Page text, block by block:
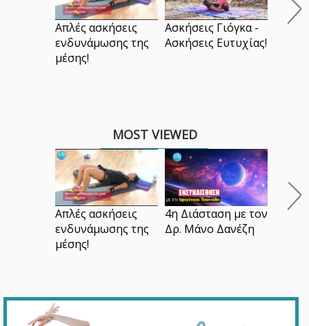
Απλές ασκήσεις
ενδυνάμωσης της
μέσης!
Ασκήσεις Γιόγκα -
Ασκήσεις Ευτυχίας!
MOST VIEWED
Απλές ασκήσεις
ενδυνάμωσης της
μέσης!
4η Διάσταση με τον
Δρ. Μάνο Δανέζη